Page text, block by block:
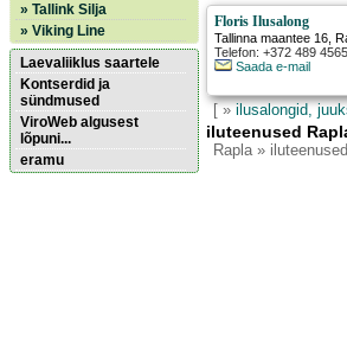
» Tallink Silja
» Viking Line
Laevaliiklus saartele
Kontserdid ja
sündmused
ViroWeb algusest
lõpuni...
eramu
Floris Ilusalong
Tallinna maantee 16
Telefon: +372 489
Saada e-mail
[ »ilusalongid,
iluteenused
Rapla» iluteenused